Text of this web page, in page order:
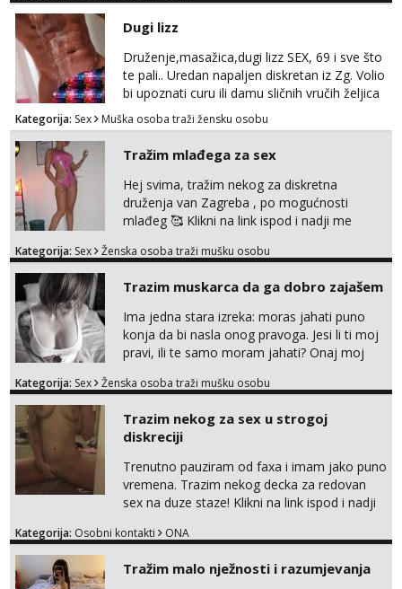
Dugi lizz
Druženje,masažica,dugi lizz SEX, 69 i sve što
te pali.. Uredan napaljen diskretan iz Zg. Volio
bi upoznati curu ili damu sličnih vručih željica
za zajedničko ugodno i strastveno druženje.
Prostor imam, diskr max. A i mobilan 🚗 sam.
Kategorija: Sex Muška osoba traži žensku osobu
Tražim mlađega za sex
Hej svima, tražim nekog za diskretna
druženja van Zagreba , po mogućnosti
mlađeg 🥰 Klikni na link ispod i nadji me
Kategorija: Sex Ženska osoba traži mušku osobu
Trazim muskarca da ga dobro zajašem
Ima jedna stara izreka: moras jahati puno
konja da bi nasla onog pravoga. Jesi li ti moj
pravi, ili te samo moram jahati? Onaj moj
na sexdater link i javi mi se tamo....
Kategorija: Sex Ženska osoba traži mušku osobu
Trazim nekog za sex u strogoj
diskreciji
Trenutno pauziram od faxa i imam jako puno
vremena. Trazim nekog decka za redovan
sex na duze staze! Klikni na link ispod i nadji
Kategorija: Osobni kontakti ONA
Tražim malo nježnosti i razumjevanja